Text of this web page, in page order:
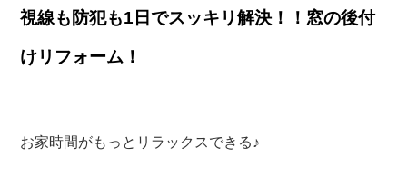
視線も防犯も1日でスッキリ解決！！窓の後付
けリフォーム！